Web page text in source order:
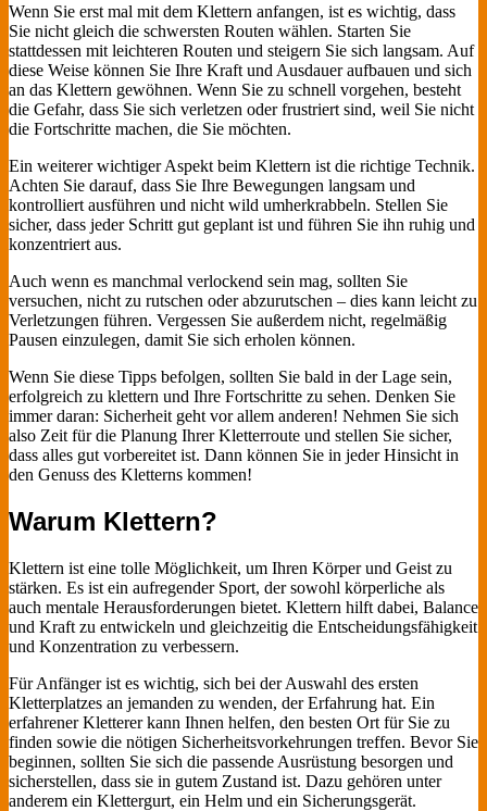
Wenn Sie erst mal mit dem Klettern anfangen, ist es wichtig, dass
Sie nicht gleich die schwersten Routen wählen. Starten Sie
stattdessen mit leichteren Routen und steigern Sie sich langsam. Auf
diese Weise können Sie Ihre Kraft und Ausdauer aufbauen und sich
an das Klettern gewöhnen. Wenn Sie zu schnell vorgehen, besteht
die Gefahr, dass Sie sich verletzen oder frustriert sind, weil Sie nicht
die Fortschritte machen, die Sie möchten.
Ein weiterer wichtiger Aspekt beim Klettern ist die richtige Technik.
Achten Sie darauf, dass Sie Ihre Bewegungen langsam und
kontrolliert ausführen und nicht wild umherkrabbeln. Stellen Sie
sicher, dass jeder Schritt gut geplant ist und führen Sie ihn ruhig und
konzentriert aus.
Auch wenn es manchmal verlockend sein mag, sollten Sie
versuchen, nicht zu rutschen oder abzurutschen – dies kann leicht zu
Verletzungen führen. Vergessen Sie außerdem nicht, regelmäßig
Pausen einzulegen, damit Sie sich erholen können.
Wenn Sie diese Tipps befolgen, sollten Sie bald in der Lage sein,
erfolgreich zu klettern und Ihre Fortschritte zu sehen. Denken Sie
immer daran: Sicherheit geht vor allem anderen! Nehmen Sie sich
also Zeit für die Planung Ihrer Kletterroute und stellen Sie sicher,
dass alles gut vorbereitet ist. Dann können Sie in jeder Hinsicht in
den Genuss des Kletterns kommen!
Warum Klettern?
Klettern ist eine tolle Möglichkeit, um Ihren Körper und Geist zu
stärken. Es ist ein aufregender Sport, der sowohl körperliche als
auch mentale Herausforderungen bietet. Klettern hilft dabei, Balance
und Kraft zu entwickeln und gleichzeitig die Entscheidungsfähigkeit
und Konzentration zu verbessern.
Für Anfänger ist es wichtig, sich bei der Auswahl des ersten
Kletterplatzes an jemanden zu wenden, der Erfahrung hat. Ein
erfahrener Kletterer kann Ihnen helfen, den besten Ort für Sie zu
finden sowie die nötigen Sicherheitsvorkehrungen treffen. Bevor Sie
beginnen, sollten Sie sich die passende Ausrüstung besorgen und
sicherstellen, dass sie in gutem Zustand ist. Dazu gehören unter
anderem ein Klettergurt, ein Helm und ein Sicherungsgerät.